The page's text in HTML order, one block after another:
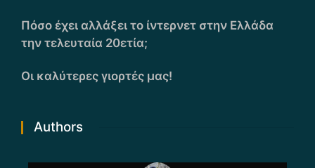
Πόσο έχει αλλάξει το ίντερνετ στην Ελλάδα
την τελευταία 20ετία;
Οι καλύτερες γιορτές μας!
Authors